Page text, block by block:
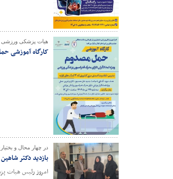
هیات پزشکی ورزشی
کارگاه آموزشی
در چهار محال و
بازدید دکتر
امروز رئیس هیات